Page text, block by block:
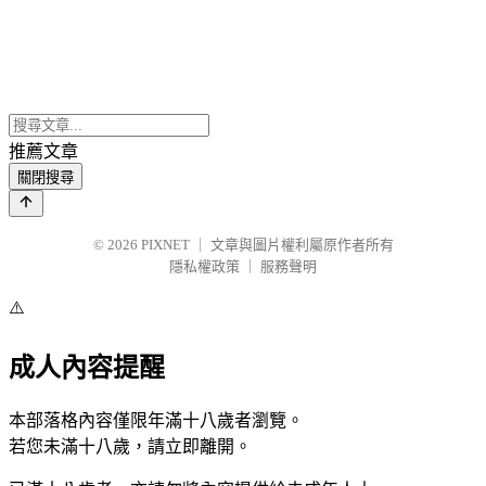
推薦文章
關閉搜尋
© 2026 PIXNET
文章與圖片權利屬原作者所有
隱私權政策
服務聲明
⚠️
成人內容提醒
本部落格內容僅限年滿十八歲者瀏覽。
若您未滿十八歲，請立即離開。